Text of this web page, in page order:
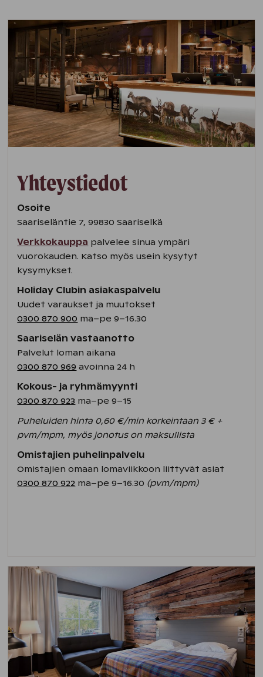
Yhteystiedot
Osoite
Saariseläntie 7, 99830 Saariselkä
Verkkokauppa palvelee sinua ympäri
vuorokauden. Katso myös usein kysytyt
kysymykset.
Holiday Clubin asiakaspalvelu
Uudet varaukset ja muutokset
0300 870 900 ma–pe 9–16.30
Saariselän vastaanotto
Palvelut loman aikana
0300 870 969 avoinna 24 h
Kokous- ja ryhmämyynti
0300 870 923 ma–pe 9–15
Puheluiden hinta 0,60 €/min korkeintaan 3 € +
pvm/mpm, myös jonotus on maksullista
Omistajien puhelinpalvelu
Omistajien omaan lomaviikkoon liittyvät asiat
0300 870 922 ma–pe 9–16.30 (pvm/mpm)